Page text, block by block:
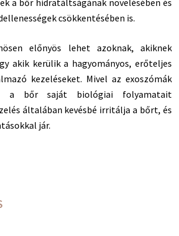
a bőr hidratáltságának növelésében és
csökkentésében is.
előnyös lehet azoknak, akiknek
akik kerülik a hagyományos, erőteljes
kezeléseket. Mivel az exoszómák
a bőr saját biológiai folyamatait
általában kevésbé irritálja a bőrt, és
jár.